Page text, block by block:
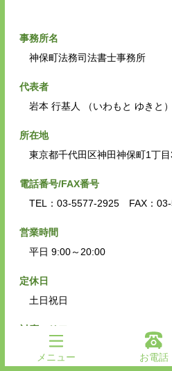
事務所名
神保町法務司法書士事務所
代表者
岩本 行基人 （いわもと ゆきと）
所在地
東京都千代田区神田神保町1丁
電話番号/FAX番号
TEL：03-5577-2925 FAX：
営業時間
平日 9:00～20:00
定休日
土日祝日
対応エリア
神保町、小川町、水道橋、お茶
※一都三県対応可能
メニュー お電話